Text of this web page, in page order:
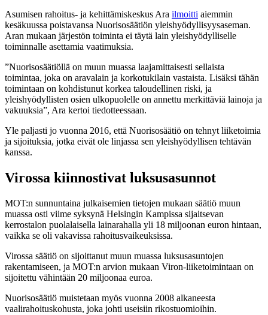
Asumisen rahoitus- ja kehittämiskeskus Ara ilmoitti aiemmin
kesäkuussa poistavansa Nuorisosäätiön yleishyödyllisyysaseman.
Aran mukaan järjestön toiminta ei täytä lain yleishyödylliselle
toiminnalle asettamia vaatimuksia.
”Nuorisosäätiöllä on muun muassa laajamittaisesti sellaista
toimintaa, joka on aravalain ja korkotukilain vastaista. Lisäksi tähän
toimintaan on kohdistunut korkea taloudellinen riski, ja
yleishyödyllisten osien ulkopuolelle on annettu merkittäviä lainoja ja
vakuuksia”, Ara kertoi tiedotteessaan.
Yle paljasti jo vuonna 2016, että Nuorisosäätiö on tehnyt liiketoimia
ja sijoituksia, jotka eivät ole linjassa sen yleishyödyllisen tehtävän
kanssa.
Virossa kiinnostivat luksusasunnot
MOT:n sunnuntaina julkaisemien tietojen mukaan säätiö muun
muassa osti viime syksynä Helsingin Kampissa sijaitsevan
kerrostalon puolalaisella lainarahalla yli 18 miljoonan euron hintaan,
vaikka se oli vakavissa rahoitusvaikeuksissa.
Virossa säätiö on sijoittanut muun muassa luksusasuntojen
rakentamiseen, ja MOT:n ar­vion mukaan Viron-liiketoimintaan on
sijoitettu vähintään 20 miljoonaa euroa.
Nuorisosäätiö muistetaan myös vuonna 2008 alkaneesta
vaalirahoituskohusta, joka johti useisiin rikostuomioihin.